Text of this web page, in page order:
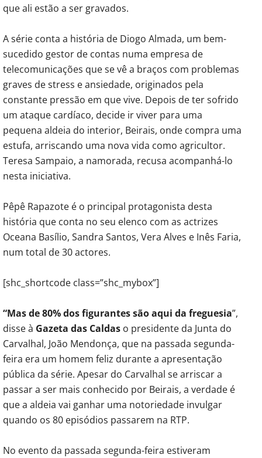
que ali estão a ser gravados.
A série conta a história de Diogo Almada, um bem-
sucedido gestor de contas numa empresa de
telecomunicações que se vê a braços com problemas
graves de stress e ansiedade, originados pela
constante pressão em que vive. Depois de ter sofrido
um ataque cardíaco, decide ir viver para uma
pequena aldeia do interior, Beirais, onde compra uma
estufa, arriscando uma nova vida como agricultor.
Teresa Sampaio, a namorada, recusa acompanhá-lo
nesta iniciativa.
Pêpê Rapazote é o principal protagonista desta
história que conta no seu elenco com as actrizes
Oceana Basílio, Sandra Santos, Vera Alves e Inês Faria,
num total de 30 actores.
[shc_shortcode class=”shc_mybox”]
“Mas de 80% dos figurantes são aqui da freguesia”,
disse à Gazeta das Caldas o presidente da Junta do
Carvalhal, João Mendonça, que na passada segunda-
feira era um homem feliz durante a apresentação
pública da série. Apesar do Carvalhal se arriscar a
passar a ser mais conhecido por Beirais, a verdade é
que a aldeia vai ganhar uma notoriedade invulgar
quando os 80 episódios passarem na RTP.
No evento da passada segunda-feira estiveram